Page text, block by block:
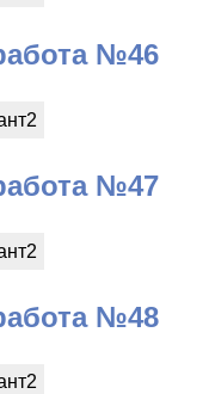
№46
№47
№48